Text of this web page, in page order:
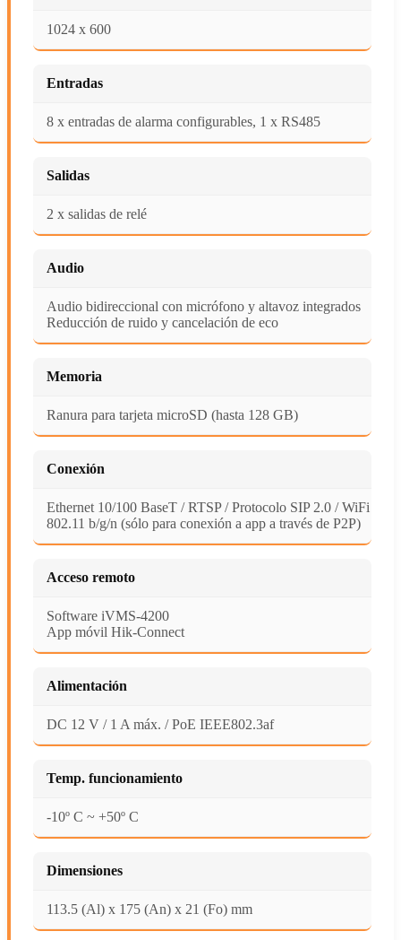
1024 x 600
Entradas
8 x entradas de alarma configurables, 1 x RS485
Salidas
2 x salidas de relé
Audio
Audio bidireccional con micrófono y altavoz integrados
Reducción de ruido y cancelación de eco
Memoria
Ranura para tarjeta microSD (hasta 128 GB)
Conexión
Ethernet 10/100 BaseT / RTSP / Protocolo SIP 2.0 / WiFi
802.11 b/g/n (sólo para conexión a app a través de P2P)
Acceso remoto
Software iVMS-4200
App móvil Hik-Connect
Alimentación
DC 12 V / 1 A máx. / PoE IEEE802.3af
Temp. funcionamiento
-10º C ~ +50º C
Dimensiones
113.5 (Al) x 175 (An) x 21 (Fo) mm